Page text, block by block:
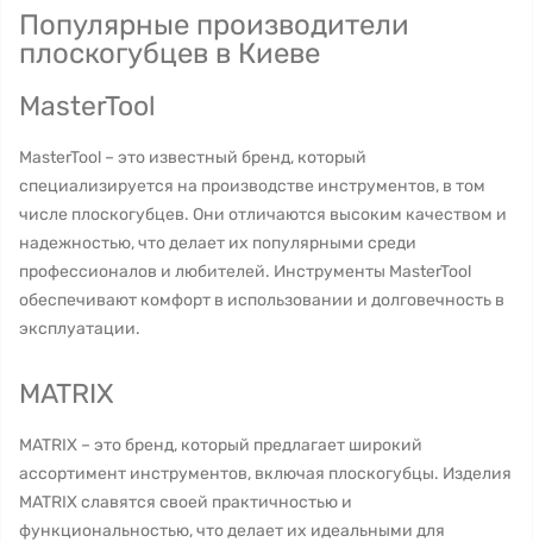
Популярные производители
плоскогубцев в Киеве
MasterTool
MasterTool – это известный бренд, который
специализируется на производстве инструментов, в том
числе плоскогубцев. Они отличаются высоким качеством и
надежностью, что делает их популярными среди
профессионалов и любителей. Инструменты MasterTool
обеспечивают комфорт в использовании и долговечность в
эксплуатации.
MATRIX
MATRIX – это бренд, который предлагает широкий
ассортимент инструментов, включая плоскогубцы. Изделия
MATRIX славятся своей практичностью и
функциональностью, что делает их идеальными для